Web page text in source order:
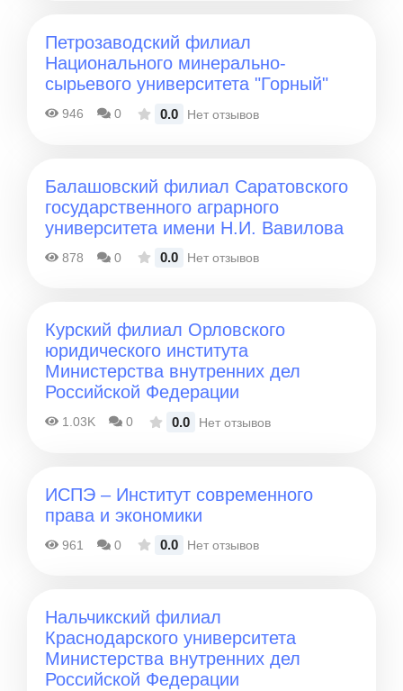
Петрозаводский филиал
Национального минерально-
сырьевого университета "Горный"
946 0 0.0 Нет отзывов
Балашовский филиал Саратовского
государственного аграрного
университета имени Н.И. Вавилова
878 0 0.0 Нет отзывов
Курский филиал Орловского
юридического института
Министерства внутренних дел
Российской Федерации
1.03K 0 0.0 Нет отзывов
ИСПЭ – Институт современного
права и экономики
961 0 0.0 Нет отзывов
Нальчикский филиал
Краснодарского университета
Министерства внутренних дел
Российской Федерации